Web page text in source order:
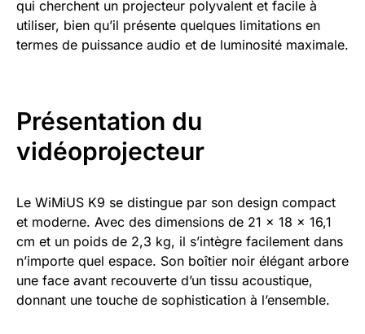
qui cherchent un projecteur polyvalent et facile à
utiliser, bien qu’il présente quelques limitations en
termes de puissance audio et de luminosité maximale.
Présentation du
vidéoprojecteur
Le WiMiUS K9 se distingue par son design compact
et moderne. Avec des dimensions de 21 x 18 x 16,1
cm et un poids de 2,3 kg, il s’intègre facilement dans
n’importe quel espace. Son boîtier noir élégant arbore
une face avant recouverte d’un tissu acoustique,
donnant une touche de sophistication à l’ensemble.